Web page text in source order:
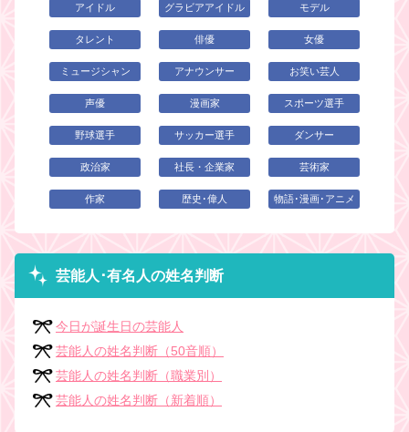
アイドル グラビアアイドル モデル
タレント 俳優 女優
ミュージシャン アナウンサー お笑い芸人
声優 漫画家 スポーツ選手
野球選手 サッカー選手 ダンサー
政治家 社長・企業家 芸術家
作家 歴史･偉人 物語･漫画･アニメ
芸能人･有名人の姓名判断
今日が誕生日の芸能人
芸能人の姓名判断（50音順）
芸能人の姓名判断（職業別）
芸能人の姓名判断（新着順）